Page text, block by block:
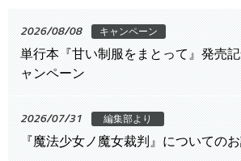
2026/08/08 キャンペーン
単行本『甘い制服をまとって』発売
ャンペーン
2026/07/31 編集部より
『魔法少女ノ魔女裁判』についての